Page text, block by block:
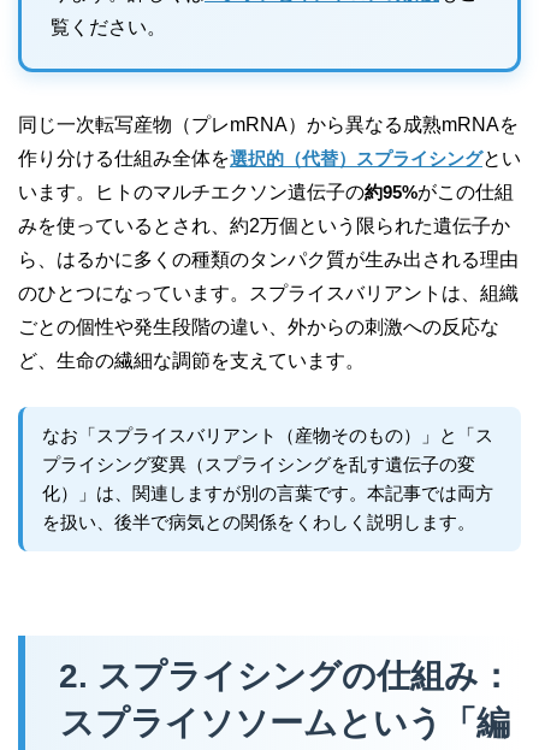
覧ください。
同じ一次転写産物（プレmRNA）から異なる成熟mRNAを
作り分ける仕組み全体を選択的（代替）スプライシングとい
います。ヒトのマルチエクソン遺伝子の約95%がこの仕組
みを使っているとされ、約2万個という限られた遺伝子か
ら、はるかに多くの種類のタンパク質が生み出される理由
のひとつになっています。スプライスバリアントは、組織
ごとの個性や発生段階の違い、外からの刺激への反応な
ど、生命の繊細な調節を支えています。
なお「スプライスバリアント（産物そのもの）」と「ス
プライシング変異（スプライシングを乱す遺伝子の変
化）」は、関連しますが別の言葉です。本記事では両方
を扱い、後半で病気との関係をくわしく説明します。
2. スプライシングの仕組み：
スプライソソームという「編